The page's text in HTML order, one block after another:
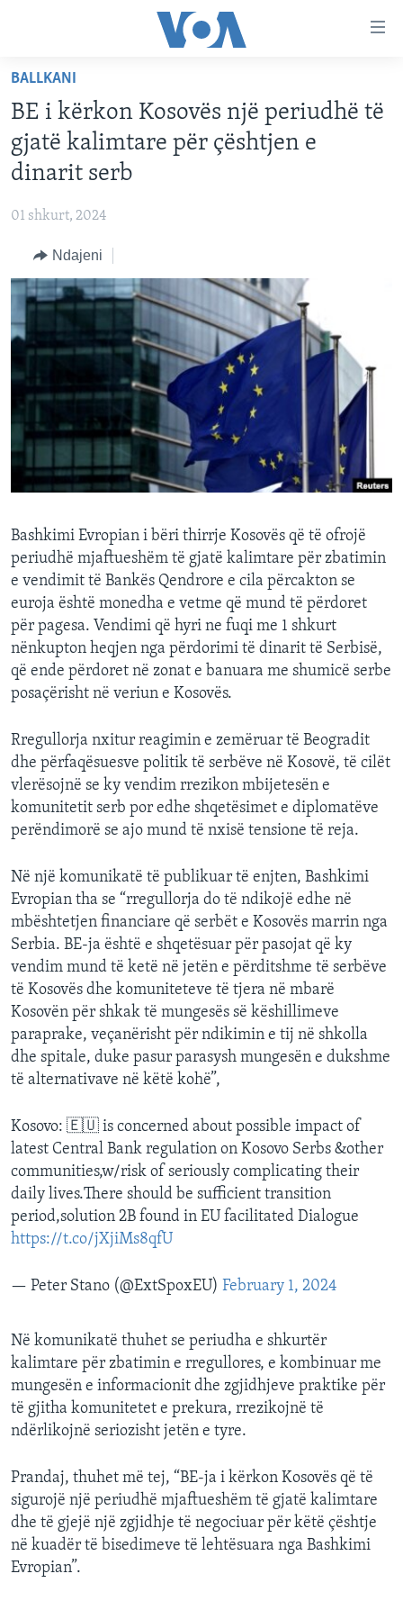
faqen
kryesore
Kalo
tek
faqja
Kalo
kërkimi
FAQJA KRYESORE
KATEGORITË
AMERIKA
EVROPA
BOTA
MJEDISI
SHKENCË DHE TEKNOLOGJI
SHËNDETËSI
INTERVISTA
DITARI
Learning English
FOLLOW US
Gjuhët
BALLKANI
BE i kërkon Kosovës një periudhë të
gjatë kalimtare për çështjen e
dinarit serb
01 shkurt, 2024
Ndajeni
Bashkimi Evropian i bëri thirrje Kosovës që të ofrojë
periudhë mjaftueshëm të gjatë kalimtare për zbatimin
e vendimit të Bankës Qendrore e cila përcakton se
euroja është monedha e vetme që mund të përdoret
për pagesa. Vendimi që hyri ne fuqi me 1 shkurt
nënkupton heqjen nga përdorimi të dinarit të Serbisë,
që ende përdoret në zonat e banuara me shumicë serbe
posaçërisht në veriun e Kosovës.
Rregullorja nxitur reagimin e zemëruar të Beogradit
dhe përfaqësuesve politik të serbëve në Kosovë, të cilët
vlerësojnë se ky vendim rrezikon mbijetesën e
komunitetit serb por edhe shqetësimet e diplomatëve
perëndimorë se ajo mund të nxisë tensione të reja.
Në një komunikatë të publikuar të enjten, Bashkimi
Evropian tha se “rregullorja do të ndikojë edhe në
mbështetjen financiare që serbët e Kosovës marrin nga
Serbia. BE-ja është e shqetësuar për pasojat që ky
vendim mund të ketë në jetën e përditshme të serbëve
të Kosovës dhe komuniteteve të tjera në mbarë
Kosovën për shkak të mungesës së këshillimeve
paraprake, veçanërisht për ndikimin e tij në shkolla
dhe spitale, duke pasur parasysh mungesën e dukshme
të alternativave në këtë kohë”,
Kosovo: 🇪🇺 is concerned about possible impact of
latest Central Bank regulation on Kosovo Serbs &other
communities,w/risk of seriously complicating their
daily lives.There should be sufficient transition
period,solution 2B found in EU facilitated Dialogue
https://t.co/jXjiMs8qfU
— Peter Stano (@ExtSpoxEU) February 1, 2024
Në komunikatë thuhet se periudha e shkurtër
kalimtare për zbatimin e rregullores, e kombinuar me
mungesën e informacionit dhe zgjidhjeve praktike për
të gjitha komunitetet e prekura, rrezikojnë të
ndërlikojnë seriozisht jetën e tyre.
Prandaj, thuhet më tej, “BE-ja i kërkon Kosovës që të
sigurojë një periudhë mjaftueshëm të gjatë kalimtare
dhe të gjejë një zgjidhje të negociuar për këtë çështje
në kuadër të bisedimeve të lehtësuara nga Bashkimi
Evropian”.